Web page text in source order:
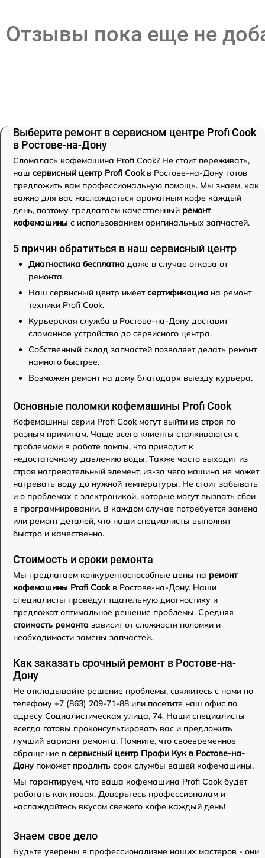
Отзывы пока еще не
Выберите ремонт в сервисном центре Profi Cook
в Ростове-на-Дону
Сломалась кофемашина Profi Cook? Не стоит переживать,
наш сервисный центр Profi Cookв Ростове-на-Дону готов
предложить вам профессиональную помощь. Мы знаем, как
важно для вас наслаждаться ароматным кофе каждый
день, поэтому предлагаем качественный ремонт
кофемашины с использованием оригинальных запчастей.
5 причин обратиться в наш сервисный центр
Диагностика бесплатна даже в случае отказа от
ремонта.
Наш сервисный центр имеетсертификацию на ремонт
техники Profi Cook.
Курьерская служба в Ростове-на-Дону доставит
сломанное устройство до сервисного центра.
Собственный склад запчастей позволяет делать ремонт
намного быстрее.
Возможен ремонт на дому благодаря выезду курьера.
Основные поломки кофемашины Profi Cook
Кофемашины серии Profi Cook могут выйти из строя по
разным причинам. Чаще всего клиенты сталкиваются с
проблемами в работе помпы, что приводит к
недостаточному давлению воды. Также часто выходит из
строя нагревательный элемент, из-за чего машина не может
нагревать воду до нужной температуры. Не стоит забывать
и о проблемах с электроникой, которые могут вызвать сбои
в программировании. В каждом случае потребуется замена
или ремонт деталей, что наши специалисты выполнят
быстро и качественно.
Стоимость и сроки ремонта
Мы предлагаем конкурентоспособные цены на ремонт
кофемашины Profi Cookв Ростове-на-Дону. Наши
специалисты проведут тщательную диагностику и
предложат оптимальное решение проблемы. Средняя
стоимость ремонта зависит от сложности поломки и
необходимости замены запчастей.
Как заказать срочный ремонт в Ростове-на-
Дону
Не откладывайте решение проблемы, свяжитесь с нами по
телефону +7 (863) 209-71-88 или посетите наш офис по
адресу Социалистическая улица, 74. Наши специалисты
всегда готовы проконсультировать вас и предложить
лучший вариант ремонта. Помните, что своевременное
обращение в сервисный центр Профи Кук в Ростове-на-
Дону поможет продлить срок службы вашей кофемашины.
Мы гарантируем, что ваша кофемашина Profi Cook будет
работать как новая. Доверьтесь профессионалам и
наслаждайтесь вкусом свежего кофе каждый день!
Знаем свое дело
Будьте уверены в профессионализме наших мастеров - они